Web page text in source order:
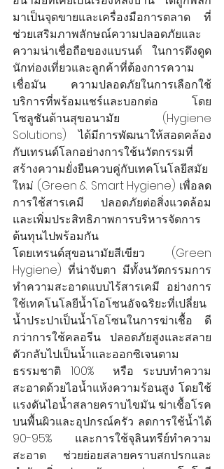
มาเป็นจุดขายและเครื่องมือการตลาด ที่
ช่วยเสริมภาพลักษณ์ความปลอดภัยและ
ความน่าเชื่อถือของแบรนด์ ในการดึงดูด
นักท่องเที่ยวและลูกค้าที่ต้องการความ
เชื่อมัน ความปลอดภัยในการเลือกใช้
บริการที่พร้อมแชร์และบอกต่อ โดย
โซลูชันด้านสุขอนามัย (Hygiene
Solutions) ได้มีการพัฒนาให้สอดคล้อง
กับเทรนด์โลกอย่างการใช้นวัตกรรมที่
สร้างความยั่งยืนควบคู่กับเทคโนโลยีสมัย
ใหม่ (Green & Smart Hygiene) เพื่อลด
การใช้สารเคมี ปลอดภัยต่อสิ่งแวดล้อม
และเพิ่มประสิทธิภาพการบริหารจัดการ
ต้นทุนไปพร้อมกัน
โดยเทรนด์สุขอนามัยสีเขียว (Green
Hygiene) ที่น่าจับตา มีทั้งนวัตกรรมการ
ทำความสะอาดแบบไร้สารเคมี อย่างการ
ใช้เทคโนโลยีน้ำโอโซนอัจฉริยะที่เปลี่ยน
น้ำประปาเป็นน้ำโอโซนในการฆ่าเชื้อ ดี
กว่าการใช้คลอรีน ปลอดภัยสูงและสลาย
ตัวกลับไปเป็นน้ำและออกซิเจนตาม
ธรรมชาติ 100%  หรือ ระบบทำความ
สะอาดด้วยไอน้ำแห้งความร้อนสูง โดยใช้
แรงดันไอน้ำสลายคราบไขมัน ฆ่าเชื้อโรค
บนพื้นผิวและอุปกรณ์ครัว ลดการใช้น้ำได้
90-95%  และการใช้จุลินทรีย์ทำความ
สะอาด ช่วยย่อยสลายคราบสกปรกและ